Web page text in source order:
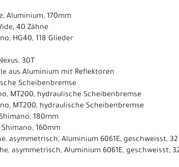
Aluminium, 170mm
40 Zähne
HG40, 118 Glieder
30T
aus Aluminium mit Reflektoren
Scheibenbremse
MT200, hydraulische Scheibenbremse
MT200, hydraulische Scheibenbremse
180mm
Shimano, 160mm
asymmetrisch, Aluminium 6061E, geschweisst,
asymmetrisch, Aluminium 6061E, geschweisst,